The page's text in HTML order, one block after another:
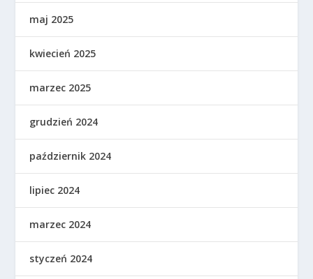
maj 2025
kwiecień 2025
marzec 2025
grudzień 2024
październik 2024
lipiec 2024
marzec 2024
styczeń 2024